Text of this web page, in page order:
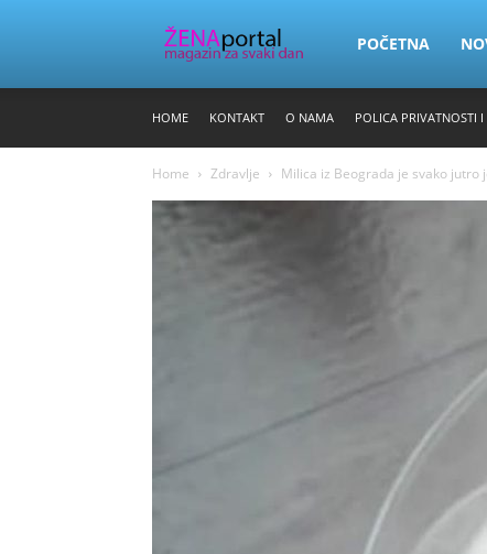
Zena
POČETNA
HOME KONTAKT O NAMA POLICA PRIVATNOSTI
Home Zdravlje Milica iz Beograda je svako jutro